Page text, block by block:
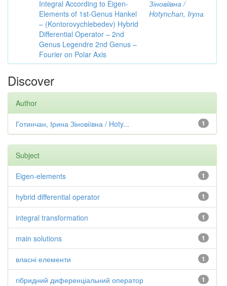
Integral According to Eigen-
Elements of 1st-Genus Hankel
– (Kontorovychlebedev) Hybrid
Differential Operator – 2nd
Genus Legendre 2nd Genus –
Fourier on Polar Axis
Зіновіївна /
Hotynсhаn, Iryпа
Discover
Author
1
Готинчан, Ірина Зіновіївна / Hoty...
Subject
1
Eigen-elements
1
hybrid differential operator
1
integral transformation
1
main solutions
1
власні елементи
1
гібридний диференціальний оператор